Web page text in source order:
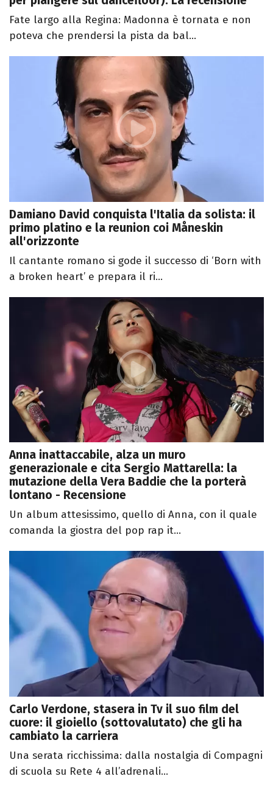
Fate largo alla Regina: Madonna è tornata e non
poteva che prendersi la pista da bal...
Damiano David conquista l'Italia da solista: il
primo platino e la reunion coi Måneskin
all'orizzonte
Il cantante romano si gode il successo di ‘Born with
a broken heart’ e prepara il ri...
Anna inattaccabile, alza un muro
generazionale e cita Sergio Mattarella: la
mutazione della Vera Baddie che la porterà
lontano - Recensione
Un album attesissimo, quello di Anna, con il quale
comanda la giostra del pop rap it...
Carlo Verdone, stasera in Tv il suo film del
cuore: il gioiello (sottovalutato) che gli ha
cambiato la carriera
Una serata ricchissima: dalla nostalgia di Compagni
di scuola su Rete 4 all’adrenali...